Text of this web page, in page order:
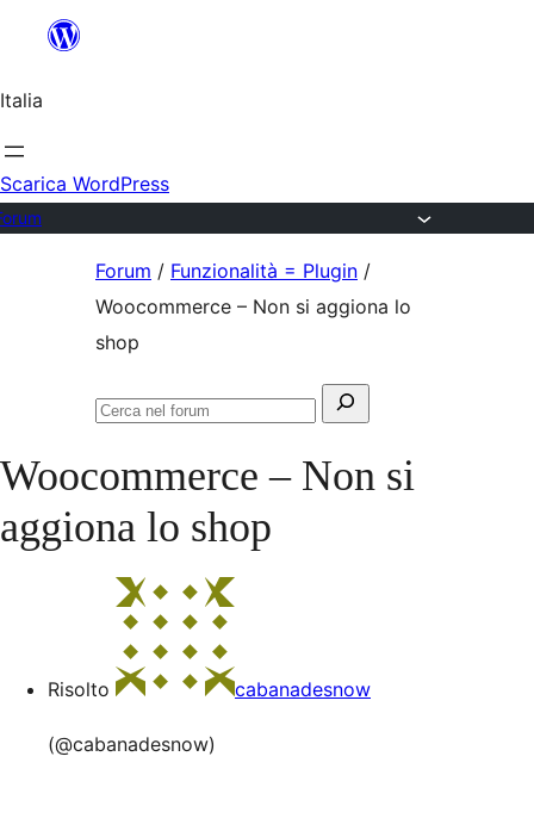
contenuto
Italia
Scarica WordPress
Forum / Funzionalità = Plugin /
Woocommerce – Non si aggiona lo
shop
Cerca:
Cerca
Woocommerce – Non si
aggiona lo shop
Risolto cabanadesnow
(@cabanadesnow)